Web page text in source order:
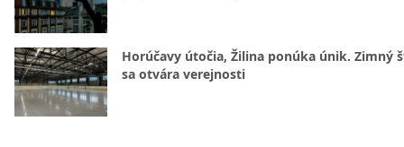
Horúčavy útočia, Žilina ponúka únik. Zimný
sa otvára verejnosti